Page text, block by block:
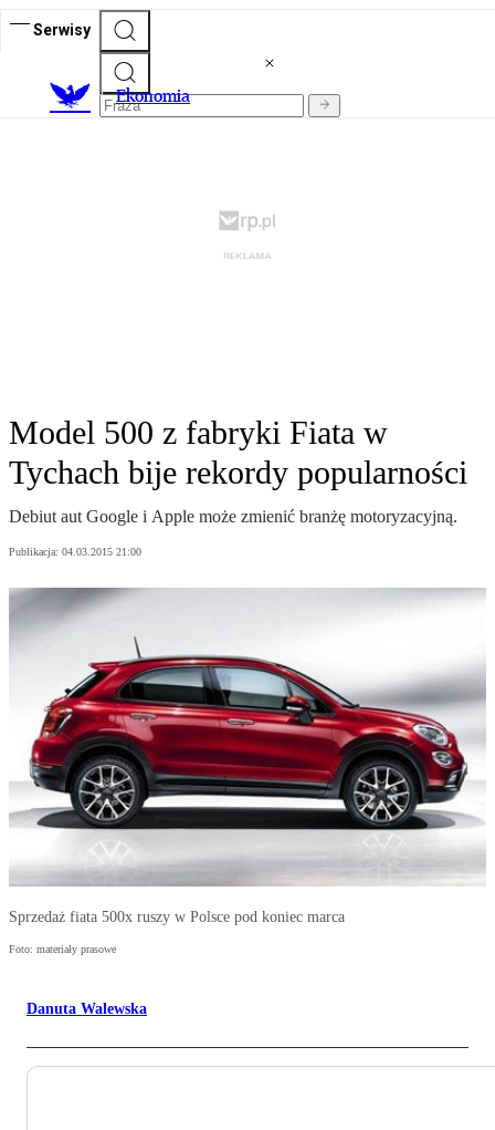
Serwisy
Ekonomia
Model 500 z fabryki Fiata w
Tychach bije rekordy popularności
Debiut aut Google i Apple może zmienić branżę motoryzacyjną.
Publikacja: 04.03.2015 21:00
Sprzedaż fiata 500x ruszy w Polsce pod koniec marca
Foto: materiały prasowe
Danuta Walewska